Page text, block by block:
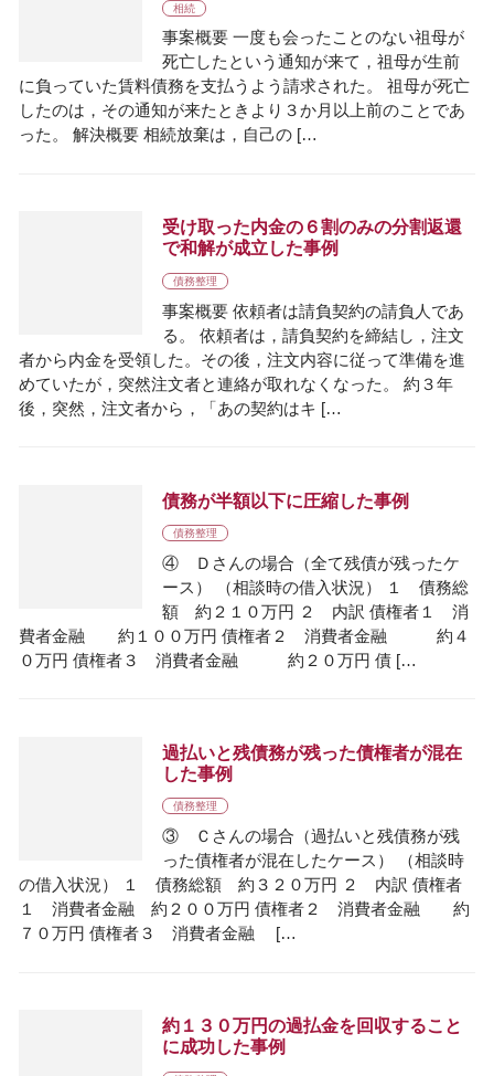
相続
事案概要 一度も会ったことのない祖母が
死亡したという通知が来て，祖母が生前
に負っていた賃料債務を支払うよう請求された。 祖母が死亡
したのは，その通知が来たときより３か月以上前のことであ
った。 解決概要 相続放棄は，自己の […
受け取った内金の６割のみの分割返還
で和解が成立した事例
債務整理
事案概要 依頼者は請負契約の請負人であ
る。 依頼者は，請負契約を締結し，注文
者から内金を受領した。その後，注文内容に従って準備を進
めていたが，突然注文者と連絡が取れなくなった。 約３年
後，突然，注文者から，「あの契約はキ […
債務が半額以下に圧縮した事例
債務整理
④ Ｄさんの場合（全て残債が残ったケ
ース） （相談時の借入状況） １ 債務総
額 約２１０万円 ２ 内訳 債権者１ 消
費者金融 約１００万円 債権者２ 消費者金融 約４
０万円 債権者３ 消費者金融 約２０万円 債 […
過払いと残債務が残った債権者が混在
した事例
債務整理
③ Ｃさんの場合（過払いと残債務が残
った債権者が混在したケース） （相談時
の借入状況） １ 債務総額 約３２０万円 ２ 内訳 債権者
１ 消費者金融 約２００万円 債権者２ 消費者金融 約
７０万円 債権者３ 消費者金融 […
約１３０万円の過払金を回収すること
に成功した事例